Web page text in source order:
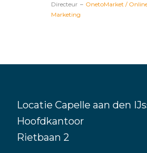
Directeur – OnetoMarket /
Marketing
Locatie Capelle aan den
Hoofdkantoor
Rietbaan 2